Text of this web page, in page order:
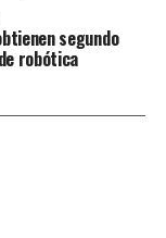
segundo
robótica